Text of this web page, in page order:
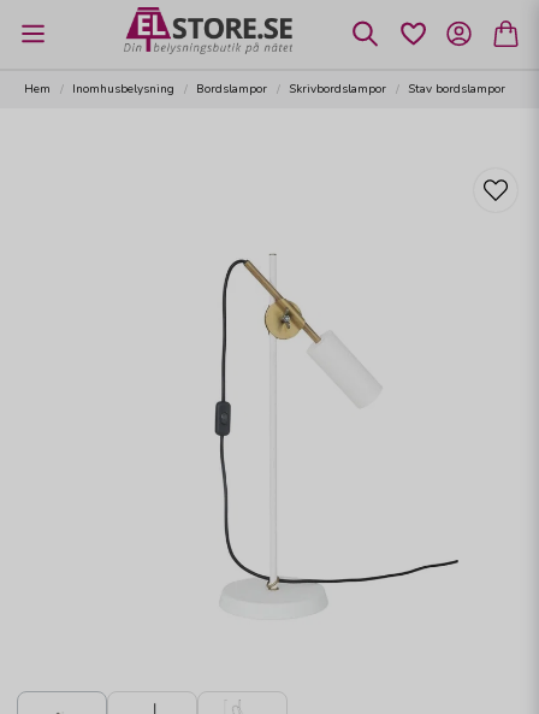
Hem Inomhusbelysning Bordslampor Skrivbordslampor Stav bordslampor